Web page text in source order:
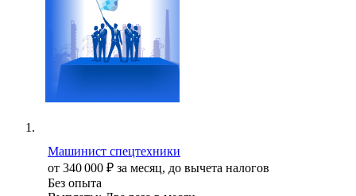
Машинист спецтехники
от 340 000 ₽ за месяц, до вычета налогов
Без опыта